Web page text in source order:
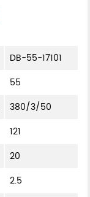
DB-55-17101
55
380/3/50
121
20
2.5